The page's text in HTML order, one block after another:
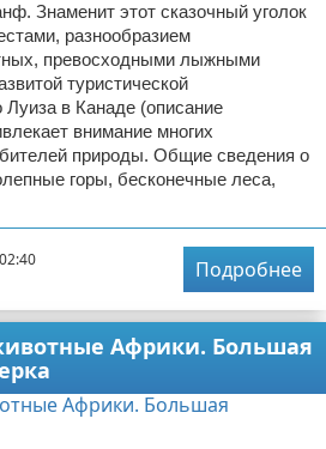
Знаменит этот сказочный уголок
разнообразием
превосходными лыжными
туристической
в Канаде (описание
внимание многих
природы. Общие сведения о
горы, бесконечные леса,
Подробнее
Африки. Большая